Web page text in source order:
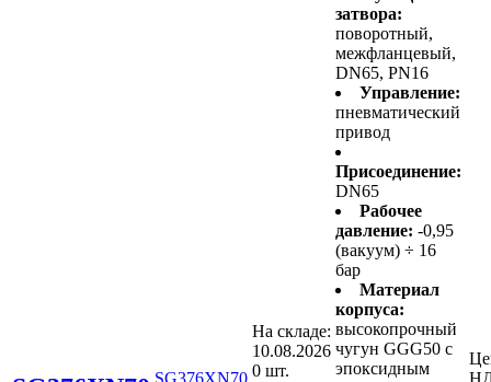
SG376XN70
На складе:
10.08.2026
0 шт.
затвора:
поворотный,
межфланцевый,
DN65, PN16
Управление:
пневматический
привод
Присоединение:
DN65
Рабочее
давление: -0,95
(вакуум) ÷ 16
бар
Материал
корпуса:
высокопрочный
чугун GGG50 с
эпоксидным